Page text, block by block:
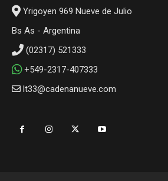
Yrigoyen 969 Nueve de Julio
Bs As - Argentina
(02317) 521333
+549-2317-407333
lt33@cadenanueve.com